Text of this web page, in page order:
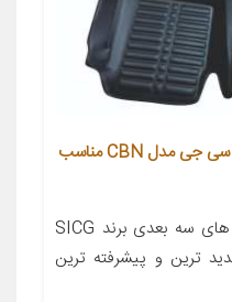
کفپوش سه بعدی خودرو اس آی سی جی مدل CBN مناسب
معرفی محصول تمامی کفپوش های سه بعدی برند SICG
ترین و پیشرفته ترین